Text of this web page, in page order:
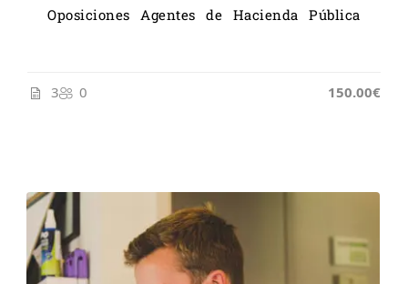
Oposiciones Agentes de Hacienda Pública
3 0 150.00€